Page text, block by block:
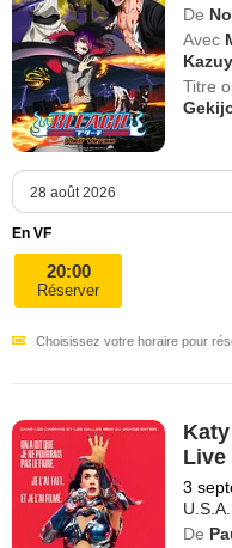
De
Avec
Titre
En VF
20:00
Réserver
Choisissez votre horaire pour
Live
3
U.S.A.
De